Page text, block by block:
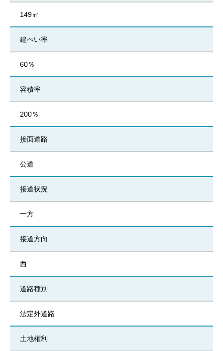
149㎡
建ぺい率
60％
容積率
200％
接面道路
公道
接道状況
一方
接道方向
西
道路種別
法定外道路
土地権利